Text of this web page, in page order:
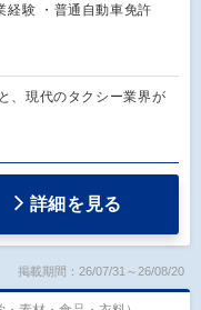
経験 ・普通自動車免許
、現代のタクシー業界が
詳細を見る
掲載期間：26/07/31～26/08/20